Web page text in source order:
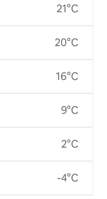
21°C
20°C
16°C
9°C
2°C
-4°C